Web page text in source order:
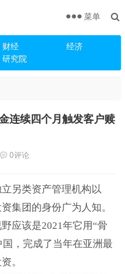
财经
经济
研究院
菜单
连续四个月触发客户赎
0评论
另类资产管理机构以
集团的身份广为人知。
应该是2021年它用“骨
，完成了当年在亚洲最
。